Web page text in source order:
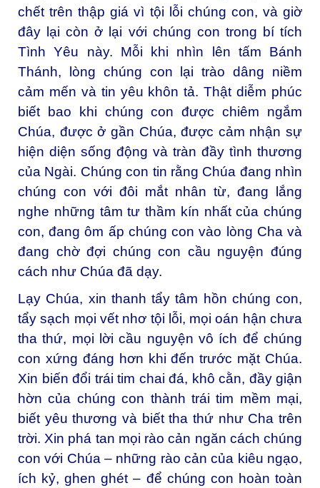
chết trên thập giá vì tội lỗi chúng con, và giờ
đây lại còn ở lại với chúng con trong bí tích
Tình Yêu này. Mỗi khi nhìn lên tấm Bánh
Thánh, lòng chúng con lại trào dâng niềm
cảm mến và tin yêu khôn tả. Thật diễm phúc
biết bao khi chúng con được chiêm ngắm
Chúa, được ở gần Chúa, được cảm nhận sự
hiện diện sống động và tràn đầy tình thương
của Ngài. Chúng con tin rằng Chúa đang nhìn
chúng con với đôi mắt nhân từ, đang lắng
nghe những tâm tư thầm kín nhất của chúng
con, đang ôm ấp chúng con vào lòng Cha và
đang chờ đợi chúng con cầu nguyện đúng
cách như Chúa đã dạy.
Lạy Chúa, xin thanh tẩy tâm hồn chúng con,
tẩy sạch mọi vết nhơ tội lỗi, mọi oán hận chưa
tha thứ, mọi lời cầu nguyện vô ích để chúng
con xứng đáng hơn khi đến trước mặt Chúa.
Xin biến đổi trái tim chai đá, khô cằn, đầy giận
hờn của chúng con thành trái tim mềm mại,
biết yêu thương và biết tha thứ như Cha trên
trời. Xin phá tan mọi rào cản ngăn cách chúng
con với Chúa – những rào cản của kiêu ngạo,
ích kỷ, ghen ghét – để chúng con hoàn toàn